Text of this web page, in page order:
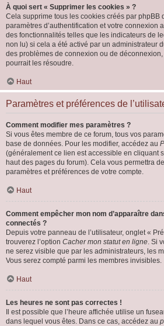
À quoi sert « Supprimer les cookies » ?
Cela supprime tous les cookies créés par phpBB
paramètres d’authentification et votre connexion
des fonctionnalités telles que les indicateurs de
non lu) si cela a été activé par un administrateur
des problèmes de connexion ou de
pourrait les résoudre.
Haut
Paramètres et préférences de
Comment modifier mes paramètres ?
Si vous êtes membre de ce forum, tous vos
base de données. Pour les modifier, accédez au
(généralement ce lien est accessible en cliquant
haut des pages du forum). Cela vous permettra
paramètres et préférences de votre compte.
Haut
Comment empêcher mon nom d’apparaître
connectés ?
Depuis votre panneau de l’utilisateur, onglet «
trouverez l’option Cacher mon statut en ligne. Si
ne serez visible que par les administrateurs, les
Vous serez compté parmi les membres invisibles.
Haut
Les heures ne sont pas correctes !
Il est possible que l’heure affichée utilise un
dans lequel vous êtes. Dans ce cas, accédez au